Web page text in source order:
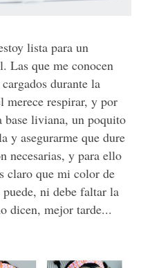
lista para un
Las que me conocen
durante la
merece respirar, y por
base liviana, un poquito
y asegurarme que dure
necesarias, y para ello
claro que mi color de
ni debe faltar la
dicen, mejor tarde...